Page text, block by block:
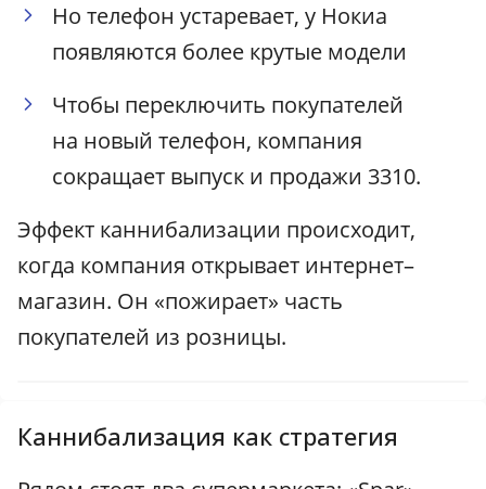
Но телефон устаревает, у Нокиа
появляются более крутые модели
Чтобы переключить покупателей
на новый телефон, компания
сокращает выпуск и продажи 3310.
Эффект каннибализации происходит,
когда компания открывает интернет–
магазин. Он «пожирает» часть
покупателей из розницы.
Каннибализация как стратегия